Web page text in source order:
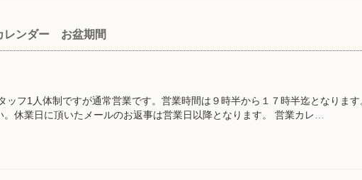
ンダー お盆期間
ッフ1人体制ですが通常営業です。営業時間は９時半から１７時半迄となりま
。休業日に頂いたメールのお返事は営業日以降となります。 営業カレ